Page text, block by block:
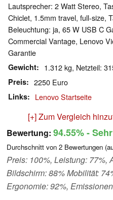
Lautsprecher: 2 Watt Stereo,
Chiclet, 1.5mm travel, full-size,
Beleuchtung: ja, 65 W USB C
Commercial Vantage, Lenovo
Garantie
Gewicht 1.312 kg, Netzteil:
Preis 2250 Euro
Links Lenovo Startseite
[+] Zum Vergleich
Bewertung: 94.55%-
Durchschnitt von 2 Bewertungen
Preis: 100%, Leistung: 77%,
Bildschirm: 88% Mobilität:
Ergonomie: 92%,